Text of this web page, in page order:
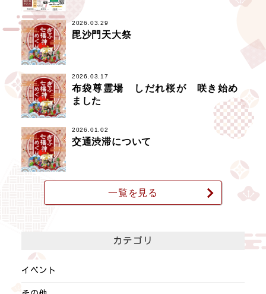
2026.03.29
毘沙門天大祭
2026.03.17
布袋尊霊場 しだれ桜が 咲き始め
ました
2026.01.02
交通渋滞について
一覧を見る
カテゴリ
イベント